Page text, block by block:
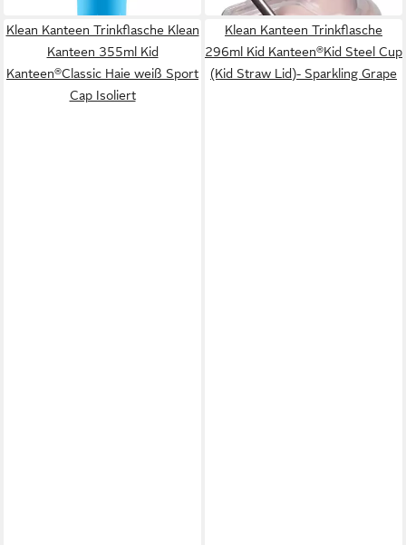
Klean Kanteen Trinkflasche Klean
Kanteen 355ml Kid
Kanteen®Classic Haie weiß Sport
Cap Isoliert
Klean Kanteen Trinkflasche
296ml Kid Kanteen®Kid Steel Cup
(Kid Straw Lid)- Sparkling Grape